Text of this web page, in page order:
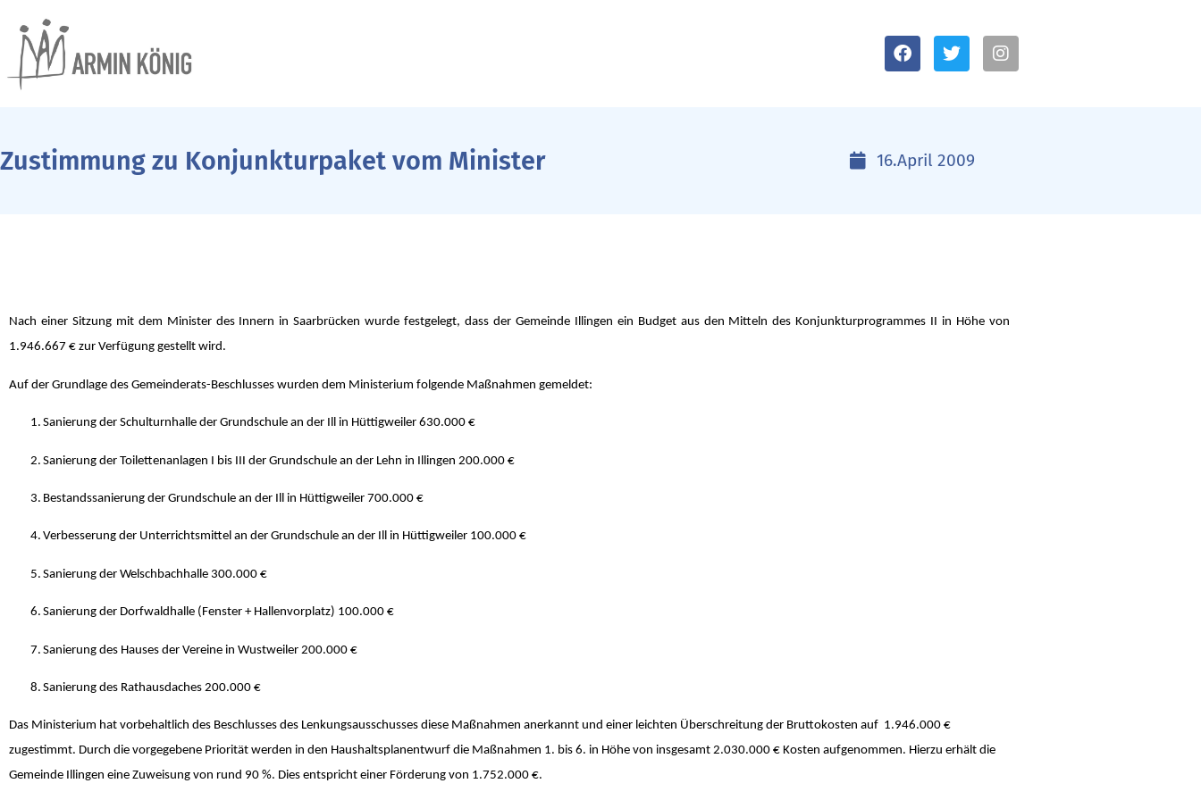
Zustimmung zu Konjunkturpaket vom Minister 16.April 2009
Nach einer Sitzung mit dem Minister des Innern in Saarbrücken wurde festgelegt, dass der Gemeinde Illingen ein Budget aus den Mitteln des Konjunkturprogrammes II in Höhe von
1.946.667 € zur Verfügung gestellt wird.
Auf der Grundlage des Gemeinderats-Beschlusses wurden dem Ministerium folgende Maßnahmen gemeldet:
1. Sanierung der Schulturnhalle der Grundschule an der Ill in Hüttigweiler 630.000 €
2. Sanierung der Toilettenanlagen I bis III der Grundschule an der Lehn in Illingen 200.000 €
3. Bestandssanierung der Grundschule an der Ill in Hüttigweiler 700.000 €
4. Verbesserung der Unterrichtsmittel an der Grundschule an der Ill in Hüttigweiler 100.000 €
5. Sanierung der Welschbachhalle 300.000 €
6. Sanierung der Dorfwaldhalle (Fenster + Hallenvorplatz) 100.000 €
7. Sanierung des Hauses der Vereine in Wustweiler 200.000 €
8. Sanierung des Rathausdaches 200.000 €
Das Ministerium hat vorbehaltlich des Beschlusses des Lenkungsausschusses diese Maßnahmen anerkannt und einer leichten Überschreitung der Bruttokosten auf 1.946.000 €
zugestimmt. Durch die vorgegebene Priorität werden in den Haushaltsplanentwurf die Maßnahmen 1. bis 6. in Höhe von insgesamt 2.030.000 € Kosten aufgenommen. Hierzu erhält die
Gemeinde Illingen eine Zuweisung von rund 90 %. Dies entspricht einer Förderung von 1.752.000 €.